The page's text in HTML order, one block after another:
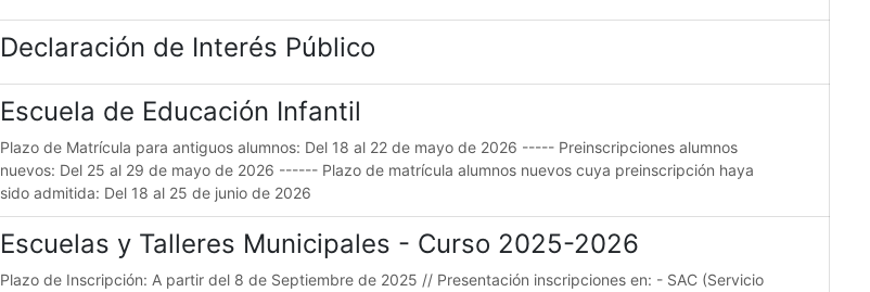
Declaración de Interés Público
Escuela de Educación Infantil
Plazo de Matrícula para antiguos alumnos: Del 18 al 22 de mayo de 2026 ----- Preinscripciones alumnos
nuevos: Del 25 al 29 de mayo de 2026 ------ Plazo de matrícula alumnos nuevos cuya preinscripción haya
sido admitida: Del 18 al 25 de junio de 2026
Escuelas y Talleres Municipales - Curso 2025-2026
Plazo de Inscripción: A partir del 8 de Septiembre de 2025 // Presentación inscripciones en: - SAC (Servicio